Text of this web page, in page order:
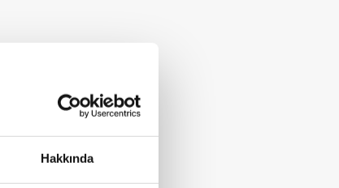
Hakkında